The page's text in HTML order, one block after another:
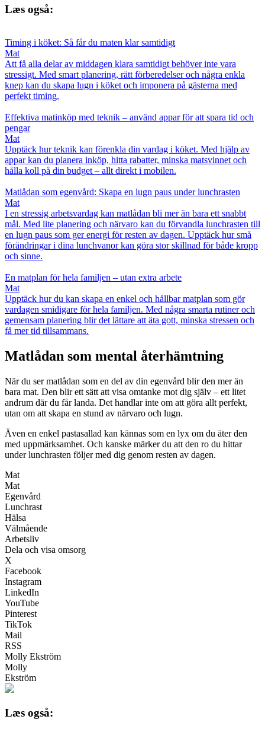
Læs også:
Timing i köket: Så får du maten klar samtidigt
Mat
Att få alla delar av middagen klara samtidigt behöver inte vara
stressigt. Med smart planering, rätt förberedelser och några enkla
knep kan du skapa lugn i köket och imponera på gästerna med
perfekt timing.
Effektiva matinköp med teknik – använd appar för att spara tid och
pengar
Mat
Upptäck hur teknik kan förenkla din vardag i köket. Med hjälp av
appar kan du planera inköp, hitta rabatter, minska matsvinnet och
hålla koll på din budget – allt direkt i mobilen.
Matlådan som egenvård: Skapa en lugn paus under lunchrasten
Mat
I en stressig arbetsvardag kan matlådan bli mer än bara ett snabbt
mål. Med lite planering och närvaro kan du förvandla lunchrasten till
en lugn paus som ger energi för resten av dagen. Upptäck hur små
förändringar i dina lunchvanor kan göra stor skillnad för både kropp
och sinne.
En matplan för hela familjen – utan extra arbete
Mat
Upptäck hur du kan skapa en enkel och hållbar matplan som gör
vardagen smidigare för hela familjen. Med några smarta rutiner och
gemensam planering blir det lättare att äta gott, minska stressen och
få mer tid tillsammans.
Matlådan som mental återhämtning
När du ser matlådan som en del av din egenvård blir den mer än
bara mat. Den blir ett sätt att visa omtanke mot dig själv – ett litet
andrum där du får landa. Det handlar inte om att göra allt perfekt,
utan om att skapa en stund av närvaro och lugn.
Även en enkel pastasallad kan kännas som en lyx om du äter den
med uppmärksamhet. Och kanske märker du att den ro du hittar
under lunchrasten följer med dig genom resten av dagen.
Mat
Mat
Egenvård
Lunchrast
Hälsa
Välmående
Arbetsliv
Dela och visa omsorg
X
Facebook
Instagram
LinkedIn
YouTube
Pinterest
TikTok
Mail
RSS
Molly Ekström
Molly
Ekström
Læs også: